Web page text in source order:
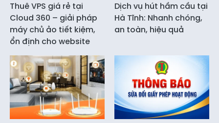
Thuê VPS giá rẻ tại
Cloud 360 – giải pháp
máy chủ ảo tiết kiệm,
ổn định cho website
Dịch vụ hút hầm cầu tại
Hà Tĩnh: Nhanh chóng,
an toàn, hiệu quả